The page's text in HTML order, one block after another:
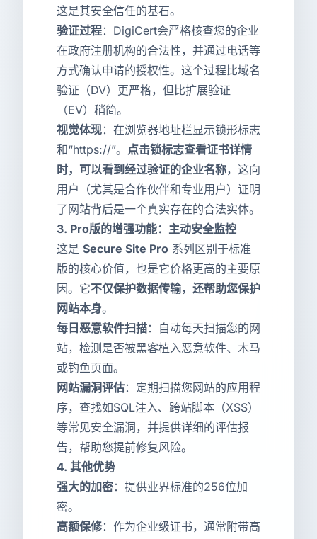
这是其安全信任的基石。
验证过程：DigiCert会严格核查您的企业
在政府注册机构的合法性，并通过电话等
方式确认申请的授权性。这个过程比域名
验证（DV）更严格，但比扩展验证
（EV）稍简。
视觉体现：在浏览器地址栏显示锁形标志
和“https://”。 点击锁标志查看证书详情
时，可以看到经过验证的企业名称，这向
用户（尤其是合作伙伴和专业用户）证明
了网站背后是一个真实存在的合法实体。
3. Pro版的增强功能：主动安全监控
这是 Secure Site Pro 系列区别于标准
版的核心价值，也是它价格更高的主要原
因。它不仅保护数据传输，还帮助您保护
网站本身。
每日恶意软件扫描：自动每天扫描您的网
站，检测是否被黑客植入恶意软件、木马
或钓鱼页面。
网站漏洞评估：定期扫描您网站的应用程
序，查找如SQL注入、跨站脚本（XSS）
等常见安全漏洞，并提供详细的评估报
告，帮助您提前修复风险。
4. 其他优势
强大的加密：提供业界标准的256位加
密。
高额保修：作为企业级证书，通常附带高